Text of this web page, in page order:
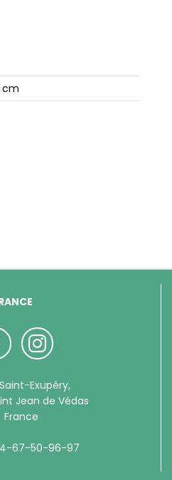
cm
Exupéry,
Jean de Védas
67-50-96-97